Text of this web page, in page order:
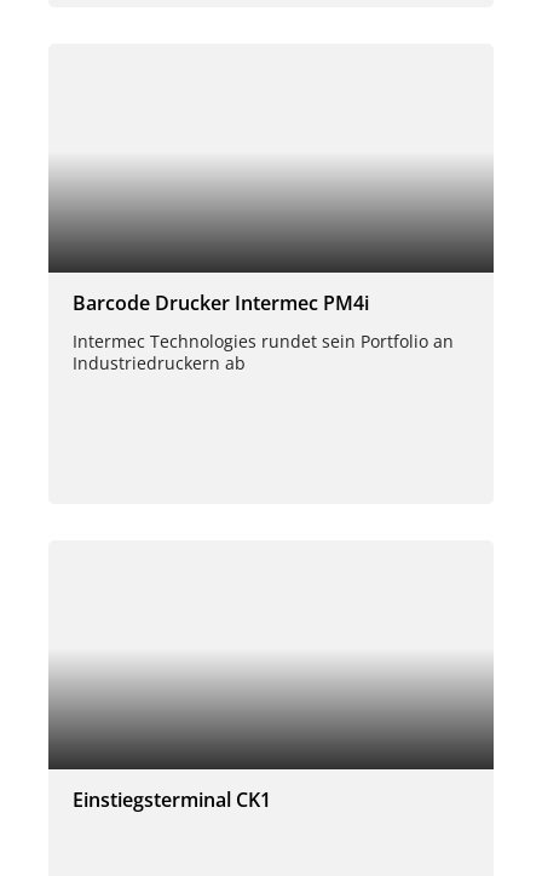
Barcode Drucker Intermec PM4i
Intermec Technologies rundet sein Portfolio an
Industriedruckern ab
Einstiegsterminal CK1